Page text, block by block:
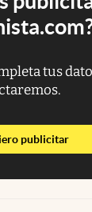
tus
publicitarabre